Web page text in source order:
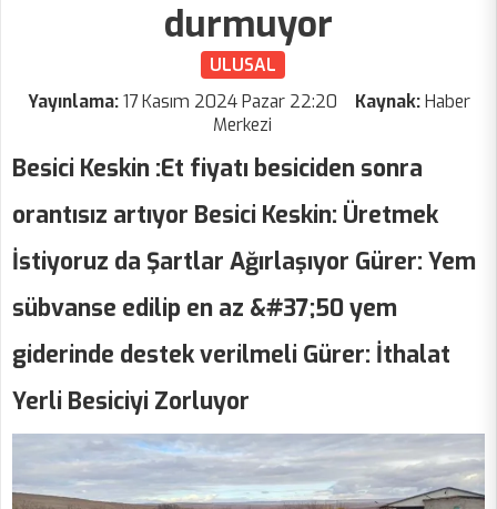
durmuyor
ULUSAL
Yayınlama:17 Kasım 2024 Pazar 22:20 Kaynak: Haber
Merkezi
Besici Keskin :Et fiyatı besiciden sonra
orantısız artıyor Besici Keskin: Üretmek
İstiyoruz da Şartlar Ağırlaşıyor Gürer: Yem
sübvanse edilip en az &#37;50 yem
giderinde destek verilmeli Gürer: İthalat
Yerli Besiciyi Zorluyor